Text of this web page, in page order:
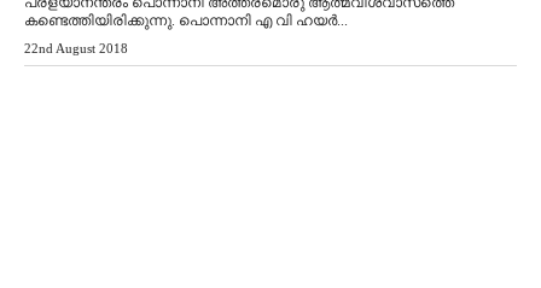
കണ്ടെത്തിയിരിക്കുന്നു. പൊന്നാനി എ വി ഹയർ...
22nd August 2018